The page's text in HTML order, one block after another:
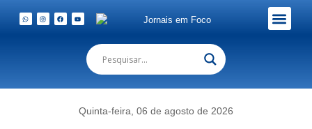
Quinta-feira, 06 de agosto de 2026